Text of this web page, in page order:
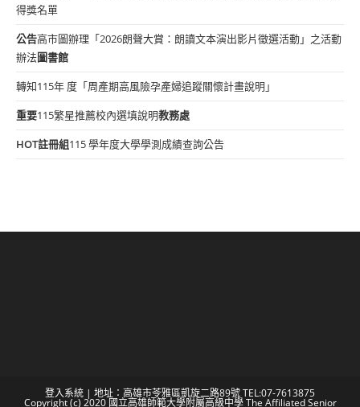
得獎名單
公告高市圖辦理「2026朗聲大賞：朗讀文本演出影片徵選活動」之活動
辦法圖書館
轉知115年 度「周產期高風險孕產婦追蹤關懷計畫說明」
重要115繁星推薦校內選填說明教務處
HOT註冊組115 學年度大學學測成績查詢公告
登入系統 | 地址：高雄市苓雅區凱旋二路89號 TEL:07-7613875
Copyright (c) 2020 國立高雄師範大學附屬高級中學 The Affiliated Senior